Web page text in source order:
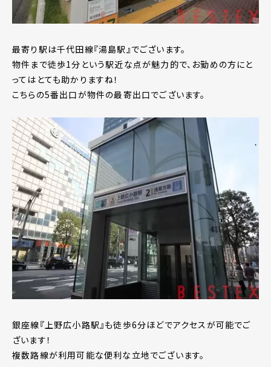
最寄り駅は千代田線『湯島駅』でございます。
物件まで徒歩1分という駅近な点が魅力的で、お勤めの方にと
ってはとても助かりますね！
こちらの5番出口が物件の最寄出口でございます。
銀座線『上野広小路駅』も徒歩6分ほどでアクセスが可能でご
ざいます！
複数路線が利用可能な便利な立地でございます。